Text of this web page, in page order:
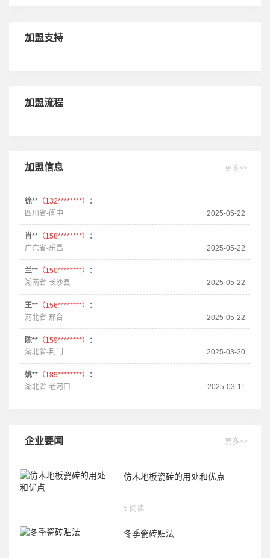
加盟支持
加盟流程
加盟信息 更多>>
徐**（132********）
：
四川省-阆中
2025-05-22
肖**（158********）
：
广东省-乐昌
2025-05-22
兰**（150********）
：
湖南省-长沙县
2025-05-22
王**（156********）
：
河北省-邢台
2025-05-22
陈**（159********）
：
湖北省-荆门
2025-03-20
姚**（189********）
：
湖北省-老河口
2025-03-11
企业要闻 更多>>
仿木地板瓷砖的用处和优点
5 阅读
冬季瓷砖贴法